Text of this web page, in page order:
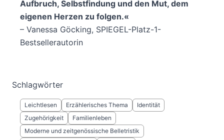
Aufbruch, Selbstfindung und den Mut, dem
eigenen Herzen zu folgen.«
– Vanessa Göcking, SPIEGEL-Platz-1-
Bestsellerautorin
Schlagwörter
Leichtlesen Erzählerisches Thema
Identität
Zugehörigkeit
Familienleben
Moderne und zeitgenössische Belletristik